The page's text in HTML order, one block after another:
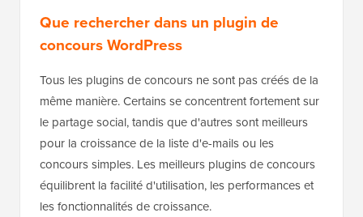
Que rechercher dans un plugin de
concours WordPress
Tous les plugins de concours ne sont pas créés de la
même manière. Certains se concentrent fortement sur
le partage social, tandis que d'autres sont meilleurs
pour la croissance de la liste d'e-mails ou les
concours simples. Les meilleurs plugins de concours
équilibrent la facilité d'utilisation, les performances et
les fonctionnalités de croissance.